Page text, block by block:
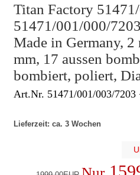
Titan Factory
51471/001/000/
Made in Germany, 2
mm, 17 aussen
bombiert, poliert,
Art.Nr. 51471/001/003/7203
Lieferzeit: ca. 3 Wochen